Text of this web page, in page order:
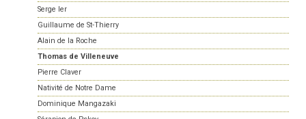
Serge Ier
Guillaume de St-Thierry
Alain de la Roche
Thomas de Villeneuve
Pierre Claver
Nativité de Notre Dame
Dominique Mangazaki